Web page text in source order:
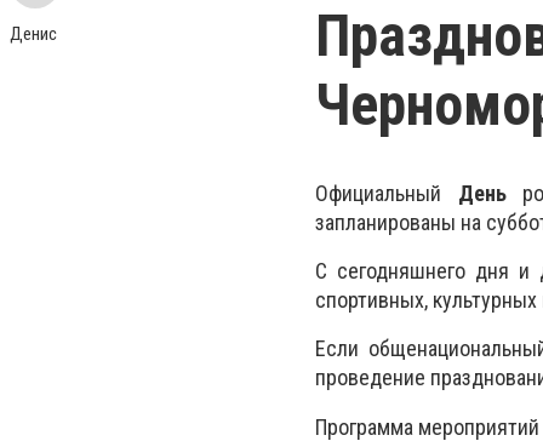
Денис
Официальный День
запланированы на
С сегодняшнего дня и
спортивных,
Если
проведение
Программа мероприятий